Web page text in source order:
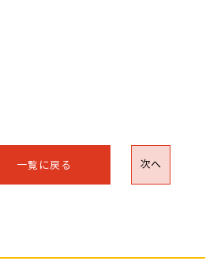
一覧に戻る 次へ